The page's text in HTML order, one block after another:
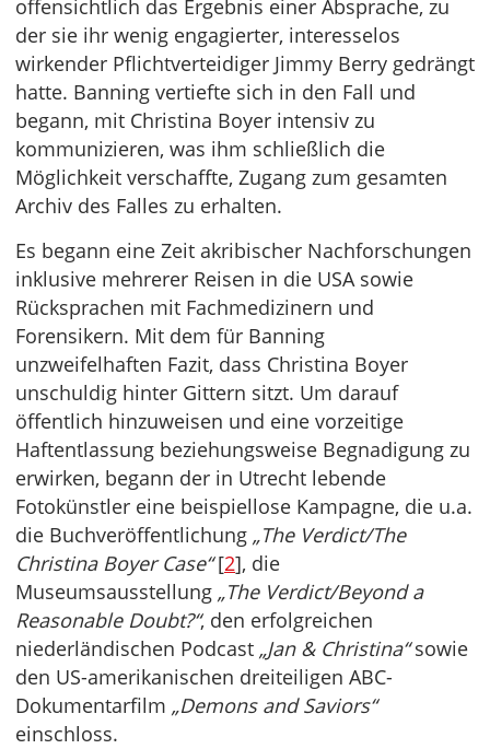
offensichtlich das Ergebnis einer Absprache, zu
der sie ihr wenig engagierter, interesselos
wirkender Pflichtverteidiger Jimmy Berry gedrängt
hatte. Banning vertiefte sich in den Fall und
begann, mit Christina Boyer intensiv zu
kommunizieren, was ihm schließlich die
Möglichkeit verschaffte, Zugang zum gesamten
Archiv des Falles zu erhalten.
Es begann eine Zeit akribischer Nachforschungen
inklusive mehrerer Reisen in die USA sowie
Rücksprachen mit Fachmedizinern und
Forensikern. Mit dem für Banning
unzweifelhaften Fazit, dass Christina Boyer
unschuldig hinter Gittern sitzt. Um darauf
öffentlich hinzuweisen und eine vorzeitige
Haftentlassung beziehungsweise Begnadigung zu
erwirken, begann der in Utrecht lebende
Fotokünstler eine beispiellose Kampagne, die u.a.
die Buchveröffentlichung „The Verdict/The
Christina Boyer Case“[2], die
Museumsausstellung „The Verdict/Beyond a
Reasonable Doubt?“, den erfolgreichen
niederländischen Podcast „Jan & Christina“sowie
den US-amerikanischen dreiteiligen ABC-
Dokumentarfilm „Demons and Saviors“
einschloss.